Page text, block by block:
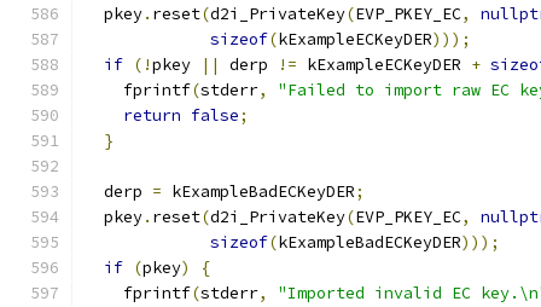
  pkey
. reset(d2i_PrivateKey(EVP_PKEY_EC,
sizeof(kExampleECKeyDER)));
if (!pkey || derp != kExampleECKeyDER +
    fprintf
(stderr,
"Failed to import raw EC
return false;
}
  derp
= kExampleBadECKeyDER;
  pkey
. reset(d2i_PrivateKey(EVP_PKEY_EC,
sizeof(kExampleBadECKeyDER)));
if (pkey)
{
    fprintf
(stderr,
"Imported invalid EC